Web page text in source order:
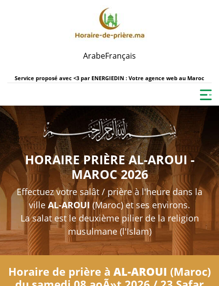
ArabeFrançais
Service proposé avec <3 par ENERGIEDIN : Votre agence web au Maroc
HORAIRE PRIÈRE AL-AROUI -
MAROC 2026
Effectuez votre salât / prière à l'heure dans la
ville AL-AROUI (Maroc) et ses environs.
La salat est le deuxième pilier de la religion
musulmane (l'Islam)
Horaire de prière à AL-AROUI (Maroc)